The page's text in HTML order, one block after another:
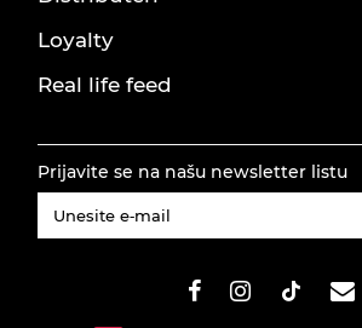
Loyalty
Real life feed
Prijavite se na našu newsletter listu